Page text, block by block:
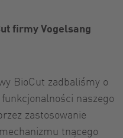
BioCut zadbaliśmy o
naszego
zastosowanie
tnącego
firmy Vogelsang